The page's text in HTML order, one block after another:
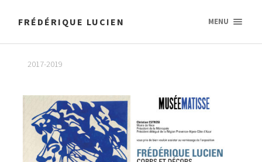
FRÉDÉRIQUE LUCIEN MENU
2017-2019